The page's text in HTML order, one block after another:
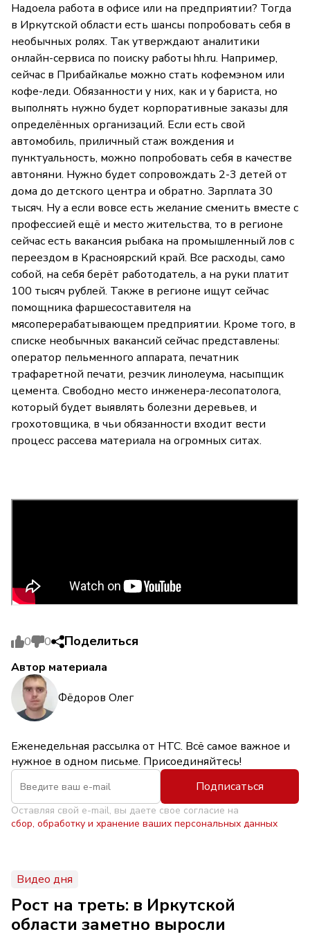
Надоела работа в офисе или на предприятии? Тогда
в Иркутской области есть шансы попробовать себя в
необычных ролях. Так утверждают аналитики
онлайн-сервиса по поиску работы hh.ru. Например,
сейчас в Прибайкалье можно стать кофемэном или
кофе-леди. Обязанности у них, как и у бариста, но
выполнять нужно будет корпоративные заказы для
определённых организаций. Если есть свой
автомобиль, приличный стаж вождения и
пунктуальность, можно попробовать себя в качестве
автоняни. Нужно будет сопровождать 2-3 детей от
дома до детского центра и обратно. Зарплата 30
тысяч. Ну а если вовсе есть желание сменить вместе с
профессией ещё и место жительства, то в регионе
сейчас есть вакансия рыбака на промышленный лов с
переездом в Красноярский край. Все расходы, само
собой, на себя берёт работодатель, а на руки платит
100 тысяч рублей. Также в регионе ищут сейчас
помощника фаршесоставителя на
мясоперерабатывающем предприятии. Кроме того, в
списке необычных вакансий сейчас представлены:
оператор пельменного аппарата, печатник
трафаретной печати, резчик линолеума, насыпщик
цемента. Свободно место инженера-лесопатолога,
который будет выявлять болезни деревьев, и
грохотовщика, в чьи обязанности входит вести
процесс рассева материала на огромных ситах.
0 0 Поделиться
Автор материала
Фёдоров Олег
Еженедельная рассылка от НТС. Всё самое важное и
нужное в одном письме. Присоединяйтесь!
Подписаться
Оставляя свой e-mail, вы даете свое согласие на
сбор, обработку и хранение ваших персональных данных
Видео дня
Рост на треть: в Иркутской
области заметно выросли